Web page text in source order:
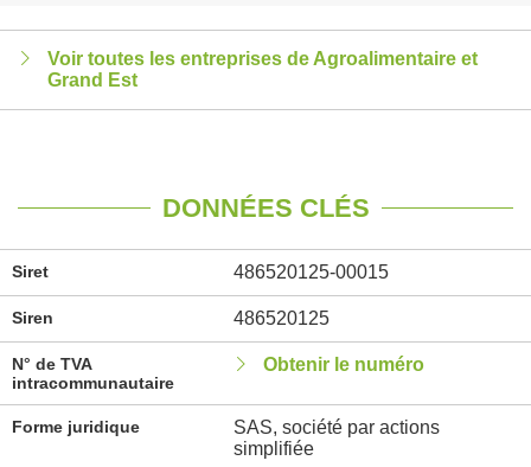
Voir toutes les entreprises de Agroalimentaire et
Grand Est
DONNÉES CLÉS
Siret 486520125-00015
Siren 486520125
N° de TVA
intracommunautaire
Obtenir le numéro
Forme juridique
SAS, société par actions
simplifiée